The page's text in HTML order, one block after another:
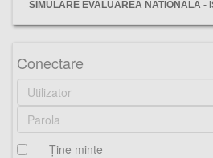
SIMULARE EVALUAREA NATIONALA -
Conectare
Ţine minte